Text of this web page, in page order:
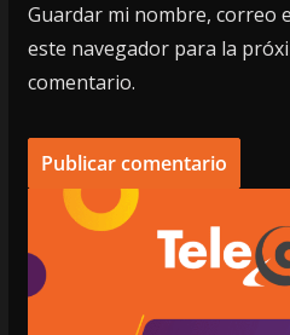
Guardar mi nombre, correo
este navegador para la
comentario.